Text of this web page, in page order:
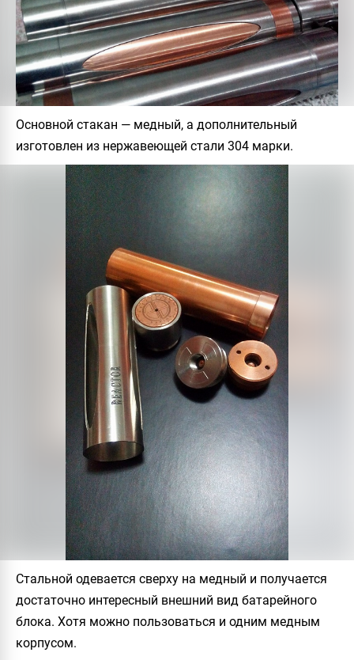
Основной стакан — медный, а дополнительный
изготовлен из нержавеющей стали 304 марки.
Стальной одевается сверху на медный и получается
достаточно интересный внешний вид батарейного
блока. Хотя можно пользоваться и одним медным
корпусом.